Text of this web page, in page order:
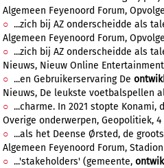
Algemeen Feyenoord Forum,
...zich bij AZ onderscheidde als
Algemeen Feyenoord Forum,
...zich bij AZ onderscheidde als
Nieuws, Nieuw Online
...en Gebruikerservaring De
Nieuws, De leukste voetbalspellen
...charme. In 2021 stopte Konami,
Overige onderwerpen, Geopolitiek, 4
...als het Deense Ørsted, de
Algemeen Feyenoord Forum,
...'stakeholders' (gemeente,